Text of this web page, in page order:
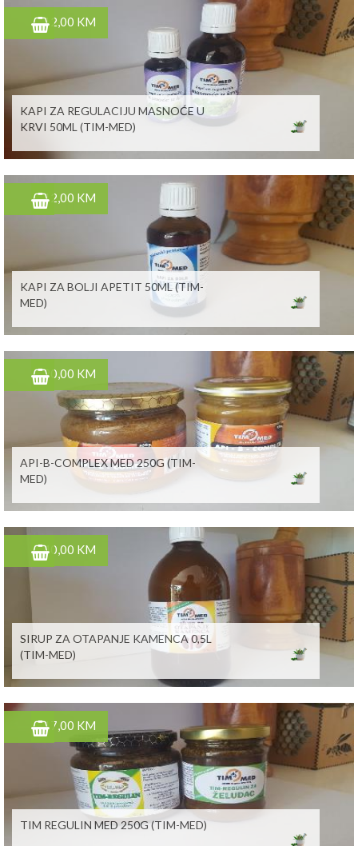
12,00 KM
KAPI ZA REGULACIJU MASNOĆE U
KRVI 50ML (TIM-MED)
12,00 KM
KAPI ZA BOLJI APETIT 50ML (TIM-
MED)
20,00 KM
API-B-COMPLEX MED 250G (TIM-
MED)
40,00 KM
SIRUP ZA OTAPANJE KAMENCA 0,5L
(TIM-MED)
17,00 KM
TIM REGULIN MED 250G (TIM-MED)